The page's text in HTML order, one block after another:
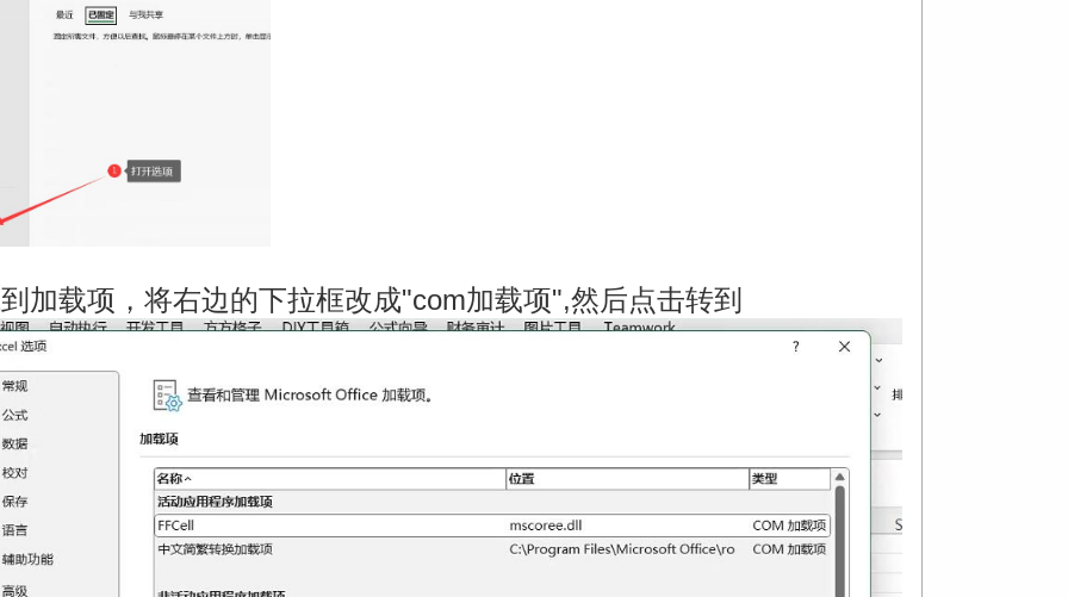
加载项，将右边的下拉框改成"com加载项",然后点击转到